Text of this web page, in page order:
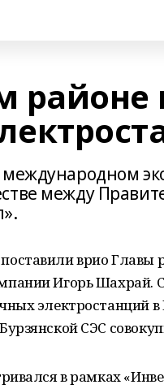
районе
между
врио Главы
Игорь Шахрай.
электростанций
СЭС
в рамках